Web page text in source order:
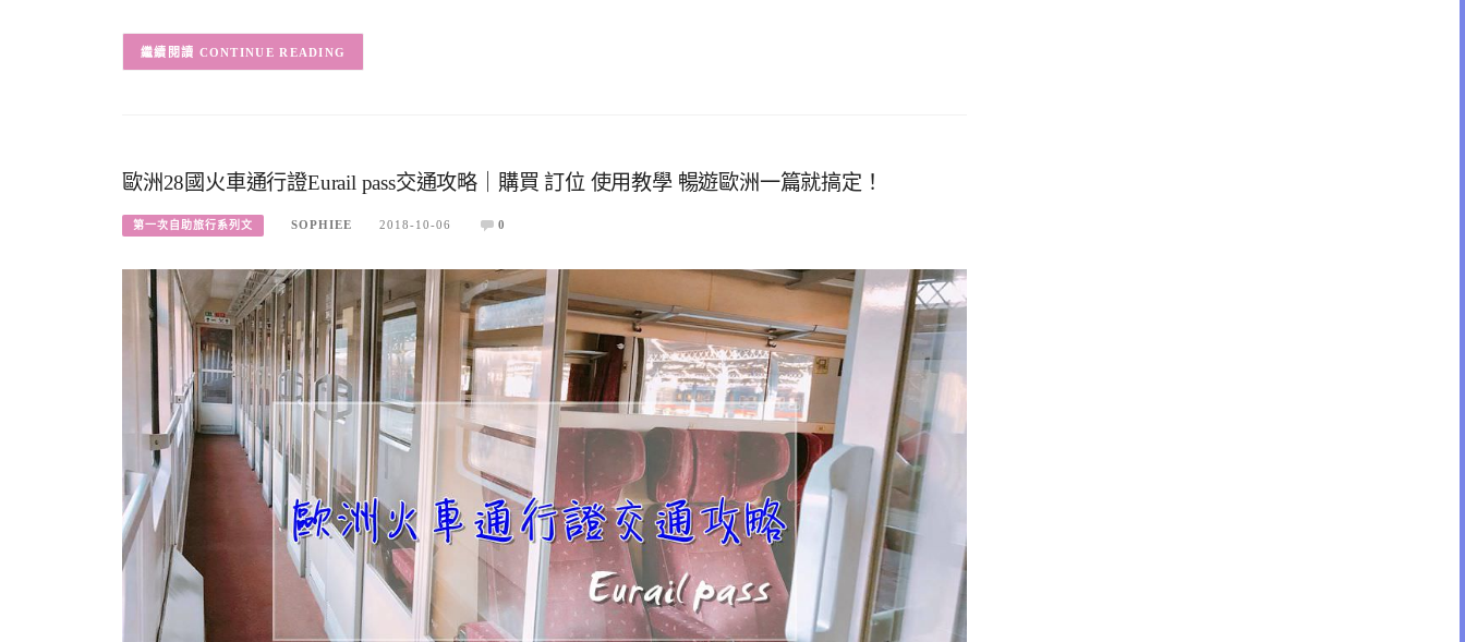
CONTINUE READING
歐洲28國火車通行證Eurail pass交通攻略｜購買 訂位 使用教學 暢遊歐洲一篇就搞定！
第一次自助旅行系列文 SOPHIEE 2018-10-06 0